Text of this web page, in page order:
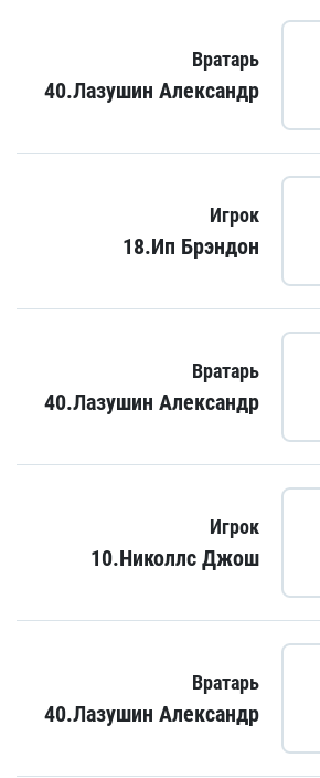
Вратарь
40.Лазушин Александр
Игрок
18.Ип Брэндон
Вратарь
40.Лазушин Александр
Игрок
10.Николлс Джош
Вратарь
40.Лазушин Александр